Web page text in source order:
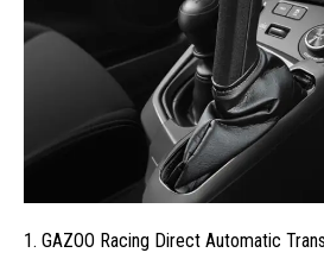
GAZOO Racing Direct Automatic